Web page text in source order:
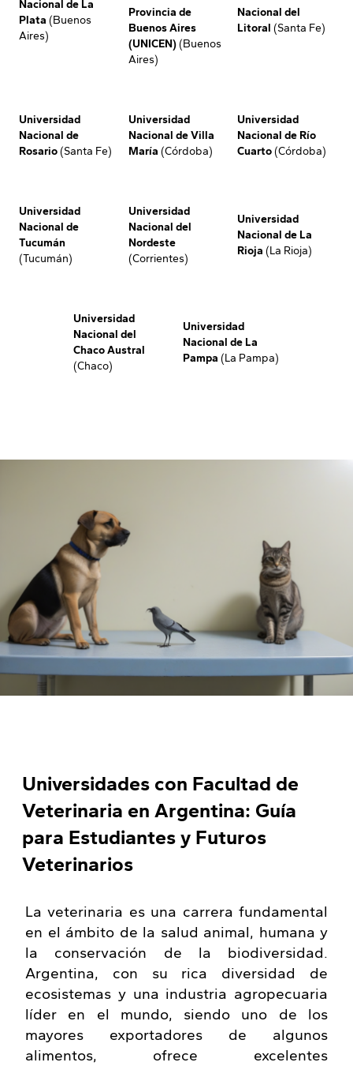
Nacional de La
Plata (Buenos
Aires)
Provincia de
Buenos Aires
(UNICEN)(Buenos
Aires)
Nacional del
Litoral (Santa Fe)
Universidad
Nacional de
Rosario(Santa Fe)
Universidad
Nacional de Villa
María (Córdoba)
Universidad
Nacional de Río
Cuarto(Córdoba)
Universidad
Nacional de
Tucumán
(Tucumán)
Universidad
Nacional del
Nordeste
(Corrientes)
Universidad
Nacional de La
Rioja (La Rioja)
Universidad
Nacional del
Chaco Austral
(Chaco)
Universidad
Nacional de La
Pampa (La Pampa)
Universidades con Facultad de
Veterinaria en Argentina: Guía
para Estudiantes y Futuros
Veterinarios
La veterinaria es una carrera fundamental
en el ámbito de la salud animal, humana y
la conservación de la biodiversidad.
Argentina, con su rica diversidad de
ecosistemas y una industria agropecuaria
líder en el mundo, siendo uno de los
mayores exportadores de algunos
alimentos, ofrece excelentes